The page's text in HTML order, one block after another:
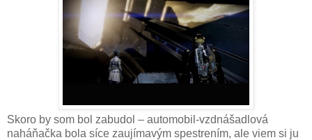
Skoro by som bol zabudol – automobil-vzdnášadlová
naháňačka bola síce zaujímavým spestrením, ale viem si ju